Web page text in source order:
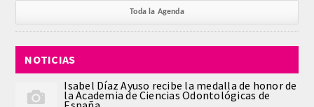
Toda la Agenda
NOTICIAS
Isabel Díaz Ayuso recibe la medalla de honor de
la Academia de Ciencias Odontológicas de